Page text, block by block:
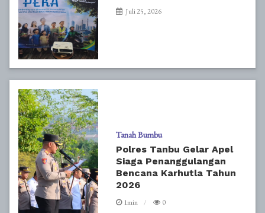
Juli 25, 2026
Tanah Bumbu
Polres Tanbu Gelar Apel
Siaga Penanggulangan
Bencana Karhutla Tahun
2026
1min
0